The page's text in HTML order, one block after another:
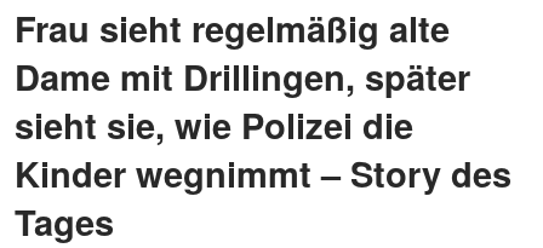
Frau sieht regelmäßig alte
Dame mit Drillingen, später
sieht sie, wie Polizei die
Kinder wegnimmt – Story des
Tages